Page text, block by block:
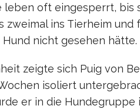
leben oft eingesperrt, bis
zweimal ins Tierheim und
nicht gesehen hätte.
zeigte sich Puig von
isoliert
er in die